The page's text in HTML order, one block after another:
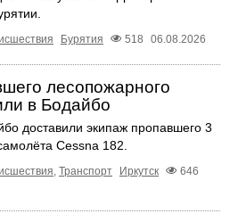
Бурятия 518 06.08.2026
лесопожарного
в Бодайбо
доставили экипаж пропавшего 3
Cessna 182.
, Транспорт Иркутск
646